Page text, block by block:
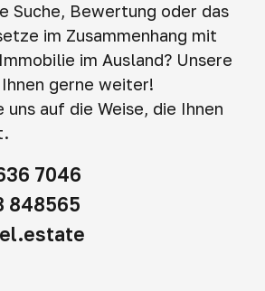
Suche, Bewertung oder das
im Zusammenhang mit
im Ausland? Unsere
gerne weiter!
uns auf die Weise, die Ihnen
7046
848565